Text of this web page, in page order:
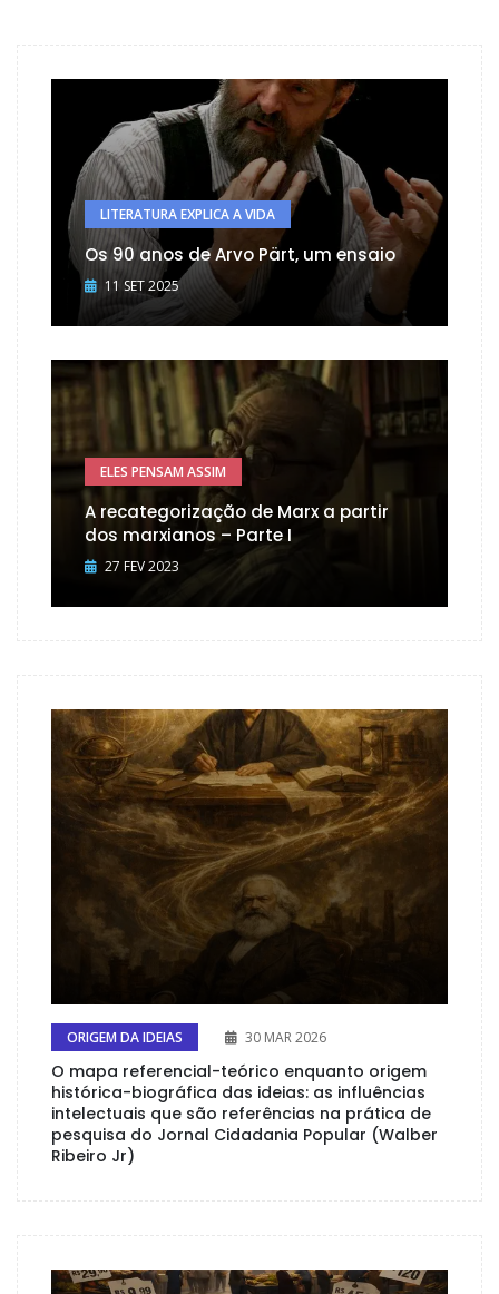
LITERATURA EXPLICA A VIDA
Os 90 anos de Arvo Pärt, um ensaio
11 SET 2025
ELES PENSAM ASSIM
A recategorização de Marx a partir
dos marxianos – Parte I
27 FEV 2023
ORIGEM DA IDEIAS 30 MAR 2026
O mapa referencial-teórico enquanto origem
histórica-biográfica das ideias: as influências
intelectuais que são referências na prática de
pesquisa do Jornal Cidadania Popular (Walber
Ribeiro Jr)